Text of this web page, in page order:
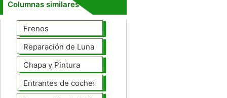
Columnas similares
Frenos
Reparación de Lunas
Chapa y Pintura
Entrantes de coches